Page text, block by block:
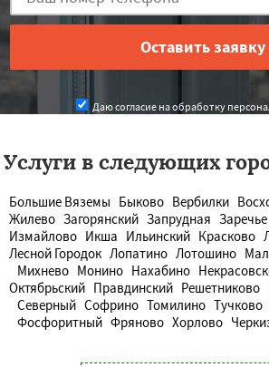
Даю согласие на обработку
Услуги в следующих
Большие Вяземы Быково Вербилки
Жилево Загорянский Запрудная Заречье
Измайлово Икша Ильинский Красково
Лесной Городок Лопатино Лотошино
Михнево Монино Нахабино
Октябрьский Правдинский Решетниково
Северный Софрино Томилино Тучково
Фосфоритный Фряново Хорлово